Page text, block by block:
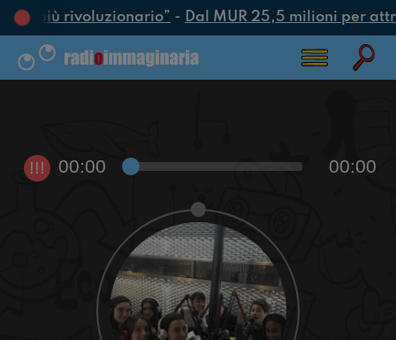
più rivoluzionario”- Dal MUR 25,5 milioni per
!!! 00:00 00:00